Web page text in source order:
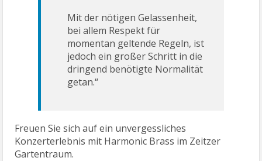
Mit der nötigen Gelassenheit,
bei allem Respekt für
momentan geltende Regeln, ist
jedoch ein großer Schritt in die
dringend benötigte Normalität
getan.“
Freuen Sie sich auf ein unvergessliches
Konzerterlebnis mit Harmonic Brass im Zeitzer
Gartentraum.